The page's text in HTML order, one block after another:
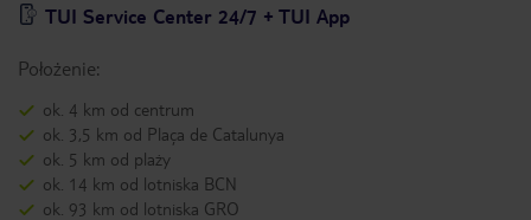
TUI Service Center 24/7 + TUI App
Położenie:
ok. 4 km od centrum
ok. 3,5 km od Plaça de Catalunya
ok. 5 km od plaży
ok. 14 km od lotniska BCN
ok. 93 km od lotniska GRO